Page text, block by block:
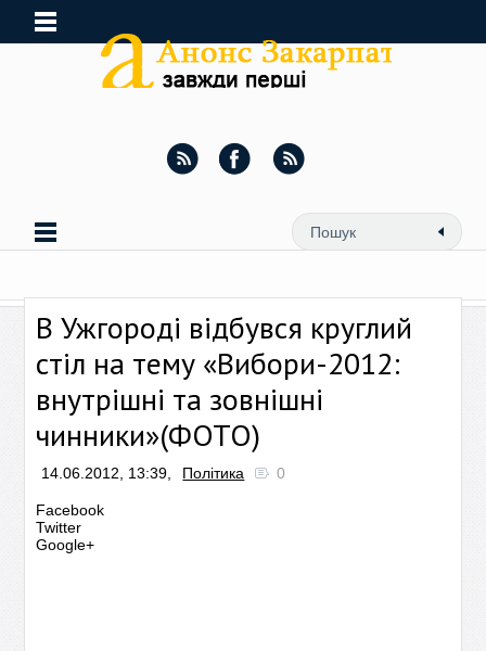
В Ужгороді відбувся круглий
стіл на тему «Вибори-2012:
внутрішні та зовнішні
чинники»(ФОТО)
14.06.2012, 13:39, Політика 0
Facebook
Twitter
Google+